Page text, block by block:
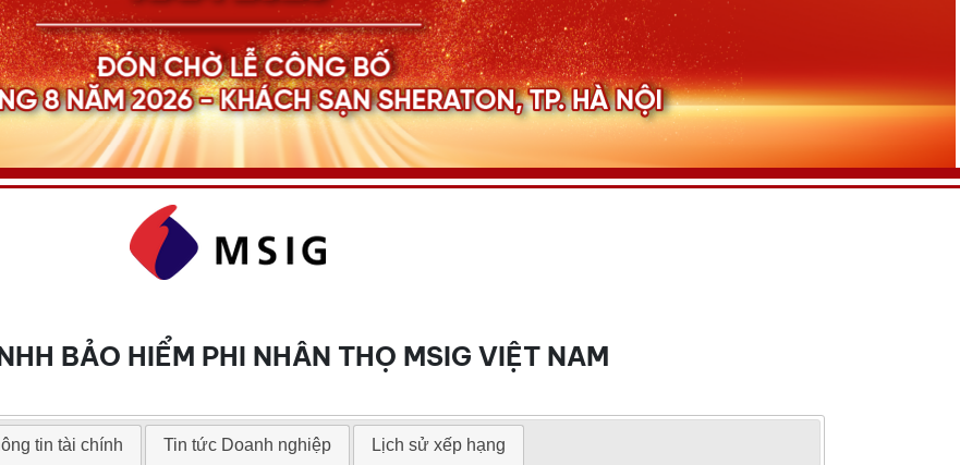
BẢO HIỂM PHI NHÂN THỌ MSIG VIỆT NAM
tin tài chính Tin tức Doanh nghiệp Lịch sử xếp hạng